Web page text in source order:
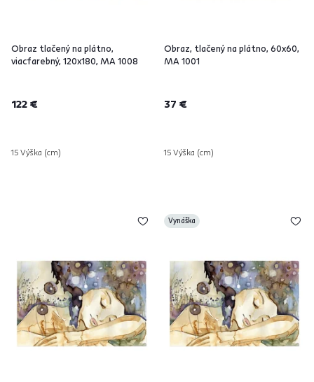
Obraz tlačený na plátno,
viacfarebný, 120x180, MA 1008
122 €
15 Výška (cm)
Obraz, tlačený na plátno, 60x60,
MA 1001
37 €
15 Výška (cm)
Vynáška